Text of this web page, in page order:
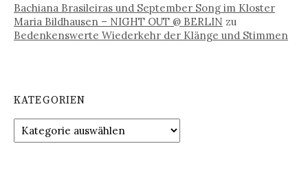
Bachiana Brasileiras und September Song im Kloster
Maria Bildhausen – NIGHT OUT @ BERLIN zu
Bedenkenswerte Wiederkehr der Klänge und Stimmen
KATEGORIEN
Kategorien